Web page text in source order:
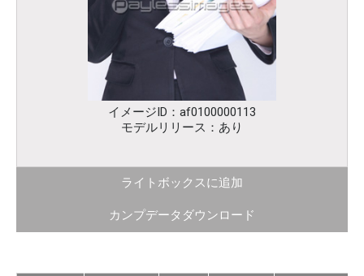
イメージID：af0100000113
モデルリリース：あり
ライトボックスに追加
カンプデータダウンロード